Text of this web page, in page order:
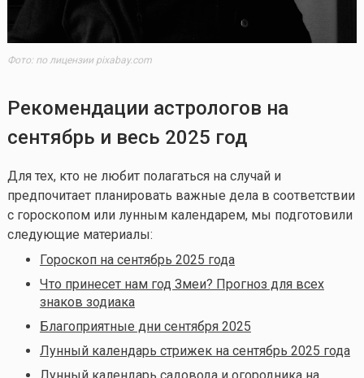
Фото: по лицензии pixabay.com
Рекомендации астрологов на
сентябрь и весь 2025 год
Для тех, кто не любит полагаться на случай и
предпочитает планировать важные дела в соответствии
с гороскопом или лунным календарем, мы подготовили
следующие материалы:
Гороскоп на сентябрь 2025 года
Что принесет нам год Змеи? Прогноз для всех
знаков зодиака
Благоприятные дни сентября 2025
Лунный календарь стрижек на сентябрь 2025 года